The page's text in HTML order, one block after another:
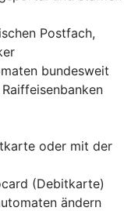
Postfach,
bundesweit
oder mit der
(Debitkarte)
ändern